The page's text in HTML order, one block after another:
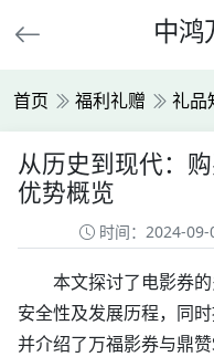
中鸿
首页 福利礼赠 礼品
从历史到现代：
优势概览
时间：2024-
本文探讨了电影券
安全性及发展历程，同
并介绍了万福影券与鼎